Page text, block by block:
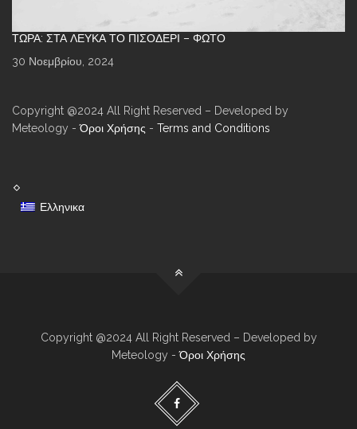
ΤΏΡΑ: ΣΤΑ ΛΕΥΚΆ ΤΟ ΠΙΣΟΔΈΡΙ – ΦΩΤΌ
30 Νοεμβρίου, 2024
Copyright @2024 All Right Reserved – Developed by
Meteology -Όροι Χρήσης - Terms and Conditions
Ελληνικα
Copyright @2024 All Right Reserved – Developed by
Meteology -Όροι Χρήσης